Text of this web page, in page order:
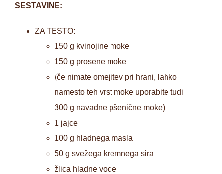
SESTAVINE:
ZA TESTO:
150 g kvinojine moke
150 g prosene moke
(če nimate omejitev pri hrani, lahko
namesto teh vrst moke uporabite tudi
300 g navadne pšenične moke)
1 jajce
100 g hladnega masla
50 g svežega kremnega sira
žlica hladne vode